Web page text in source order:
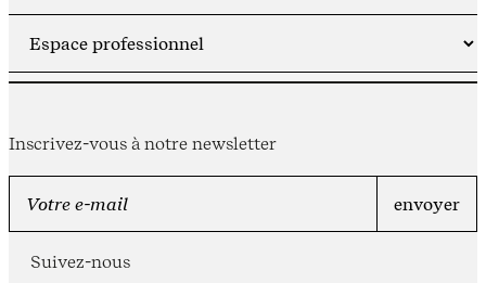
Inscrivez-vous à notre newsletter
Suivez-nous